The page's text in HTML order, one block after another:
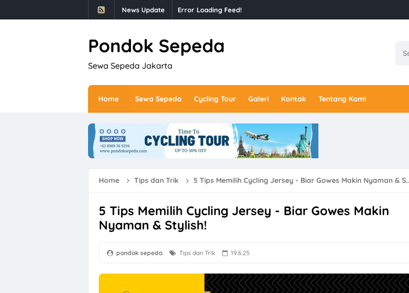
News Update Error Loading Feed!
Pondok Sepeda
Sewa Sepeda Jakarta
Home Sewa Sepeda Cycling Tour Galeri Kontak Tentang Kami
Home Tips dan Trik 5 Tips Memilih Cycling Jersey - Biar Gowes Makin Nyaman & Stylish!
5 Tips Memilih Cycling Jersey - Biar Gowes Makin
Nyaman & Stylish!
pondok sepeda Tips dan Trik 19.6.25